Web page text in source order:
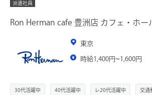
派遣社員
Ron Herman cafe 豊洲店 カフェ・ホー
東京
時給1,400円~1,600円
30代活躍中 40代活躍中 レ20代活躍中 交通